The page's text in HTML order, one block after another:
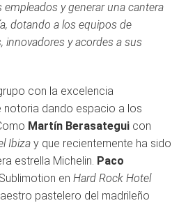
y generar una cantera
dotando a los equipos de
y acordes a sus
con la excelencia
dando espacio a los
Martín Berasategui con
Ibiza y que recientemente ha sido
estrella Michelin. Paco
en Hard Rock Hotel
pastelero del madrileño